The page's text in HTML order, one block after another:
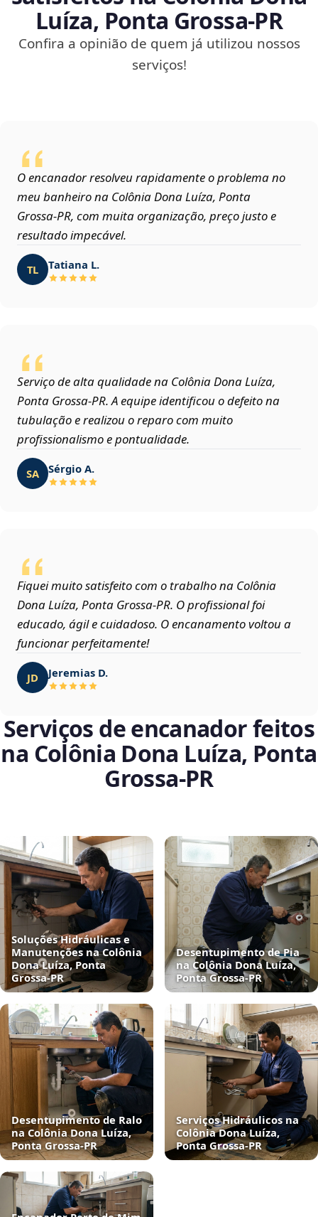
Luíza, Ponta Grossa‑PR
Confira a opinião de quem já utilizou nossos
serviços!
O encanador resolveu rapidamente o problema no
meu banheiro na Colônia Dona Luíza, Ponta
Grossa‑PR, com muita organização, preço justo e
resultado impecável.
TL Tatiana L.
Serviço de alta qualidade na Colônia Dona Luíza,
Ponta Grossa‑PR. A equipe identificou o defeito na
tubulação e realizou o reparo com muito
profissionalismo e pontualidade.
SA Sérgio A.
Fiquei muito satisfeito com o trabalho na Colônia
Dona Luíza, Ponta Grossa‑PR. O profissional foi
educado, ágil e cuidadoso. O encanamento voltou a
funcionar perfeitamente!
JD Jeremias D.
Serviços de encanador feitos
na Colônia Dona Luíza, Ponta
Grossa‑PR
Soluções Hidráulicas e
Manutenções na Colônia
Dona Luíza, Ponta
Grossa‑PR
Desentupimento de Pia
na Colônia Dona Luíza,
Ponta Grossa‑PR
Desentupimento de Ralo
na Colônia Dona Luíza,
Ponta Grossa‑PR
Serviços Hidráulicos na
Colônia Dona Luíza,
Ponta Grossa‑PR